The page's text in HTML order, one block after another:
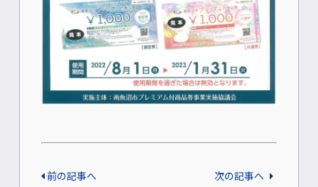
前の記事へ 次の記事へ